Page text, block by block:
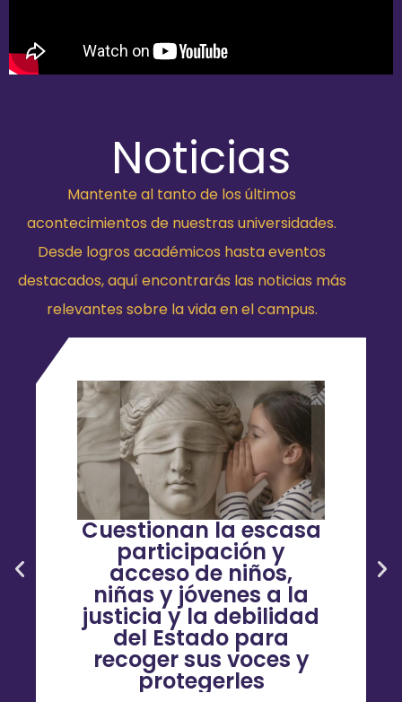
Noticias
Mantente al tanto de los últimos
acontecimientos de nuestras universidades.
Desde logros académicos hasta eventos
destacados, aquí encontrarás las noticias más
relevantes sobre la vida en el campus.
Cuestionan la escasa
participación y
acceso de niños,
niñas y jóvenes a la
justicia y la debilidad
del Estado para
recoger sus voces y
protegerles